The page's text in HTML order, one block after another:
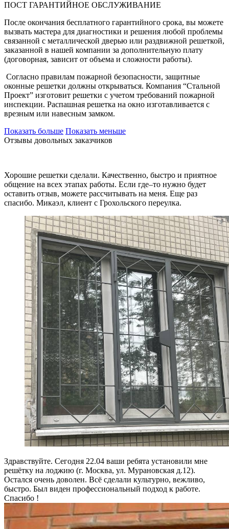
ПОСТ ГАРАНТИЙНОЕ ОБСЛУЖИВАНИЕ
После окончания бесплатного гарантийного срока, вы можете
вызвать мастера для диагностики и решения любой проблемы
связанной с металлической дверью или раздвижной решеткой,
заказанной в нашей компании за дополнительную плату
(договорная, зависит от объема и сложности работы).
Согласно правилам пожарной безопасности, защитные
оконные решетки должны открываться. Компания “Стальной
Проект” изготовит решетки с учетом требований пожарной
инспекции. Распашная решетка на окно изготавливается с
врезным или навесным замком.
Показать больше Показать меньше
Отзывы довольных заказчиков
Хорошие решетки сделали. Качественно, быстро и приятное
общение на всех этапах работы. Если где–то нужно будет
оставить отзыв, можете рассчитывать на меня. Еще раз
спасибо. Микаэл, клиент с Грохольского переулка.
Здравствуйте. Сегодня 22.04 ваши ребята установили мне
решётку на лоджию (г. Москва, ул. Мурановская д.12).
Остался очень доволен. Всё сделали культурно, вежливо,
быстро. Был виден профессиональный подход к работе.
Спасибо !